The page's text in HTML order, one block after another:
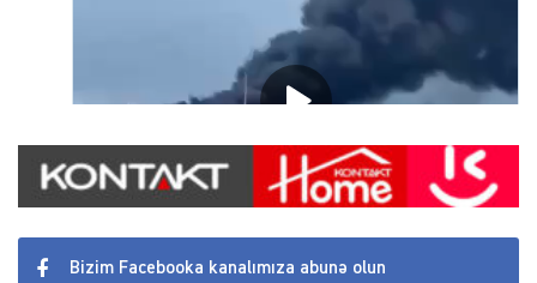
Bizim Facebooka kanalımıza abunə olun